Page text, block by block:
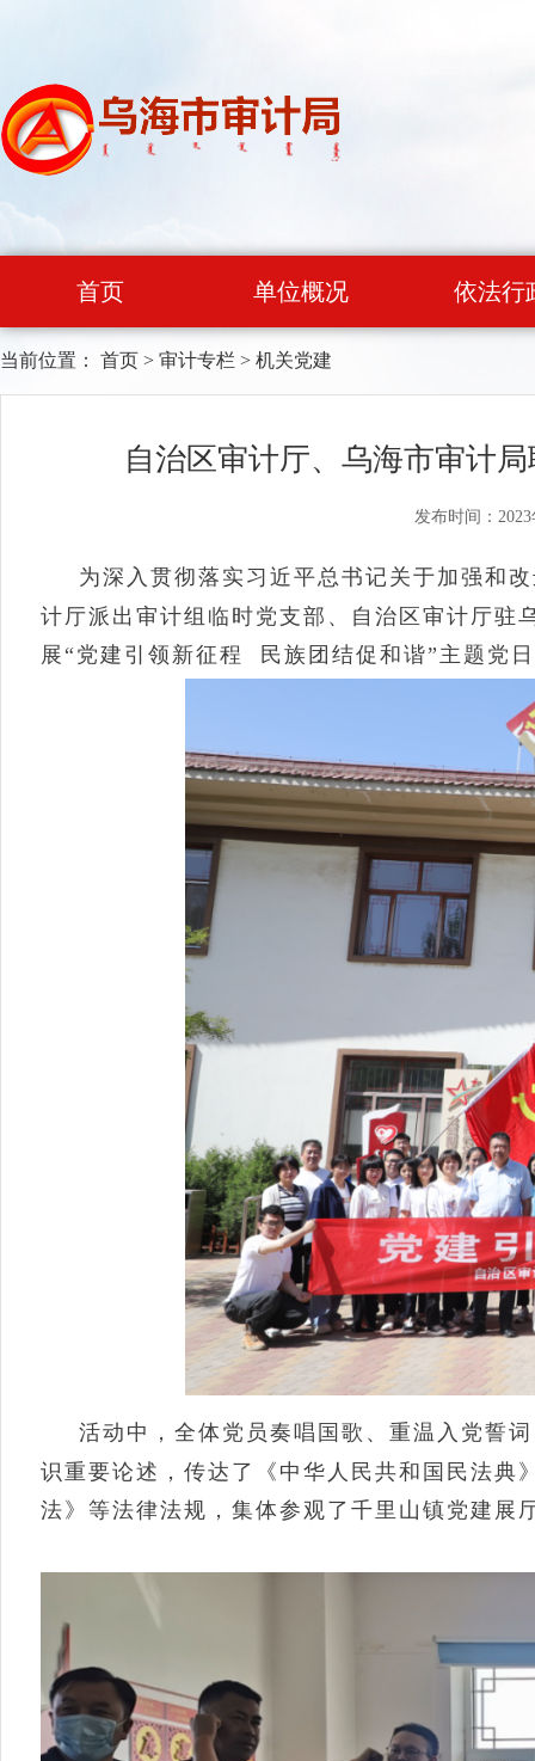
首页 单位概况 依法行
当前位置： 首页 > 审计专栏 > 机关党建
自治区审计厅、乌海市审计
发布时间：2023
为深入贯彻落实习近平总书记关于加强和
计厅派出审计组临时党支部、自治区审计厅驻
展“党建引领新征程 民族团结促和谐”主题党
活动中，全体党员奏唱国歌、重温入党誓
识重要论述，传达了《中华人民共和国民法典
法》等法律法规，集体参观了千里山镇党建展